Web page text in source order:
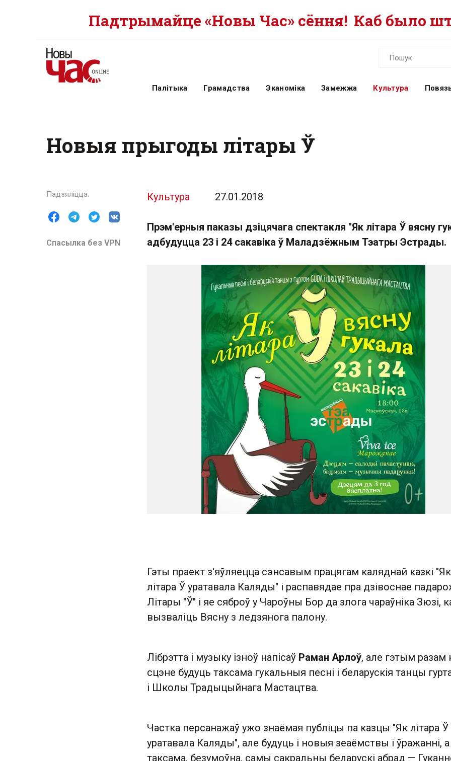
Падтрымайце «Новы Час» сёння! Каб было
Палітыка Грамадства Эканоміка Замежжа Культура
Новыя прыгоды літары Ў
Спасылка без VPN
Культура 27.01.2018
Прэм'ерныя паказы дзіцячага спектакля "Як літара Ў вясну
адбудуцца 23 і 24 сакавіка ў Маладзёжным Тэатры Эстрады.
Гэты праект з'яўляецца сэнсавым працягам каляднай казкі "Як
літара Ў уратавала Каляды" і распавядае пра дзівоснае
Літары "Ў" і яе сяброў у Чароўны Бор да злога чараўніка Зюзі,
вызваліць Вясну з ледзянога палону.
Лібрэтта і музыку ізноў напісаў Раман Арлоў, але гэтым разам
сцэне будуць таксама гукальныя песні і беларускія танцы
і Школы Традыцыйнага Мастацтва.
Частка персанажаў ужо знаёмая публіцы па казцы "Як літара Ў
уратавала Каляды", але будуць і новыя зеаёмствы і ўражанні, а
таксама, безумоўна, самы сакральны беларускі абрад —